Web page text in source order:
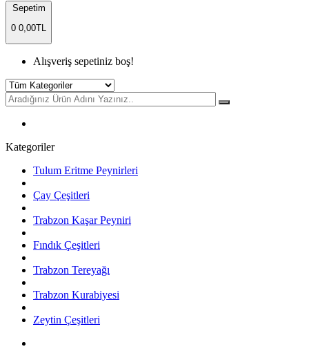
Sepetim
0 0,00TL
Alışveriş sepetiniz boş!
Kategoriler
Tulum Eritme Peynirleri
Çay Çeşitleri
Trabzon Kaşar Peyniri
Fındık Çeşitleri
Trabzon Tereyağı
Trabzon Kurabiyesi
Zeytin Çeşitleri